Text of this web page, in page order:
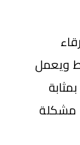
ويعمل
مشكلة